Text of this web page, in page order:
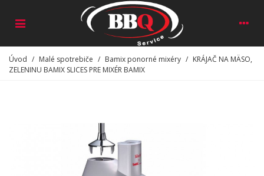
Úvod / Malé spotrebiče / Bamix ponorné mixéry / KRÁJAČ NA MÄSO,
ZELENINU BAMIX SLICES PRE MIXÉR BAMIX